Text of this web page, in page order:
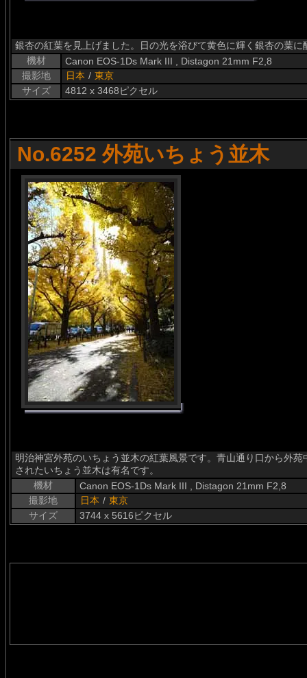
銀杏の紅葉を見上げました。日の光を浴びて黄色に輝く銀杏の葉
機材
Canon EOS-1Ds Mark III , Distagon 21mm F2,8
撮影地
日本 / 東京
サイズ
4812 x 3468ピクセル
No.6252 外苑いちょう並木
明治神宮外苑のいちょう並木の紅葉風景です。青山通り口から外
されたいちょう並木は有名です。
機材
Canon EOS-1Ds Mark III , Distagon 21mm F2,8
撮影地
日本 / 東京
サイズ
3744 x 5616ピクセル